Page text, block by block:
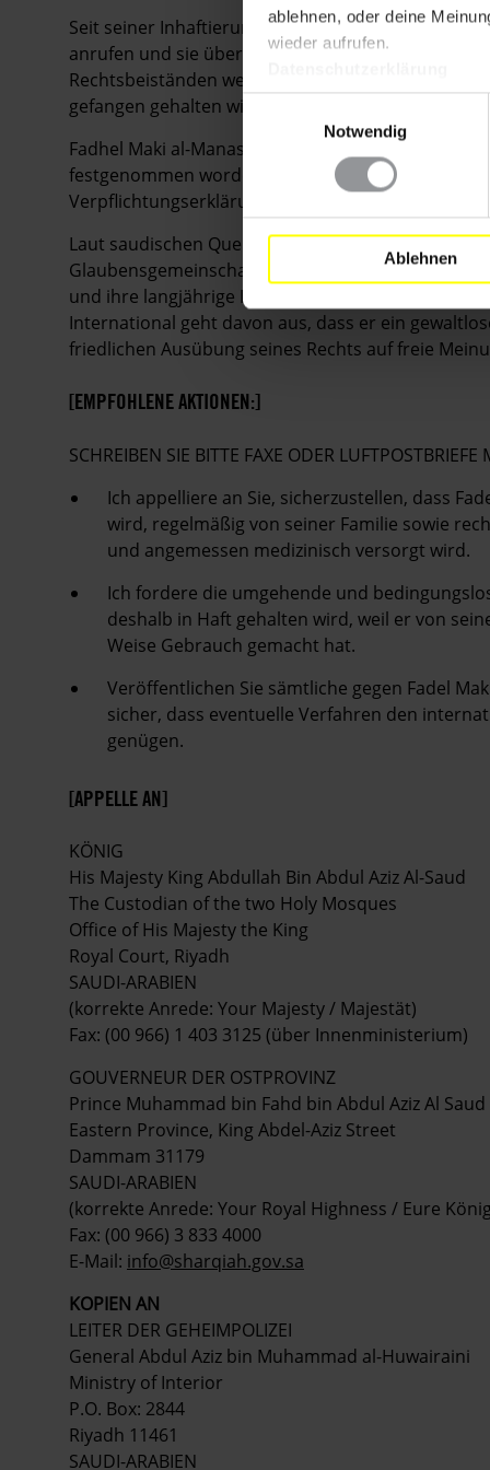
ablehnen, oder deine
wieder aufrufen.
Einwilligungsauswahl
Notwendig
Ablehnen
Seit seiner Inhaftierung durfte der
anrufen und sie über seinen Aufenthaltsort
Rechtsbeiständen werden ihm nicht gestattet.
gefangen gehalten wird und ihm Folter sowie
Fadhel Maki al-Manasif war bereits am 1. Mai
festgenommen worden. Am 22. August ließ man
Verpflichtungserklärung darüber, dass er sich
Laut saudischen Quellen hat Fadhel Maki al-
Glaubensgemeinschaft in Saudi-Arabien kritisiert
und ihre langjährige Inhaftierung ohne Anklage
International geht davon aus, dass er ein
friedlichen Ausübung seines Rechts auf freie
[EMPFOHLENE AKTIONEN:]
SCHREIBEN SIE BITTE FAXE ODER
Ich appelliere an Sie, sicherzustellen, dass
wird, regelmäßig von seiner Familie sowie
und angemessen medizinisch versorgt wird.
Ich fordere die umgehende und
deshalb in Haft gehalten wird, weil er von
Weise Gebrauch gemacht hat.
Veröffentlichen Sie sämtliche gegen Fadel
sicher, dass eventuelle Verfahren den
genügen.
[APPELLE AN]
KÖNIG
His Majesty King Abdullah Bin Abdul Aziz Al-Saud
The Custodian of the two Holy Mosques
Office of His Majesty the King
Royal Court, Riyadh
SAUDI-ARABIEN
(korrekte Anrede: Your Majesty / Majestät)
Fax: (00 966) 1 403 3125 (über Innenministerium)
GOUVERNEUR DER OSTPROVINZ
Prince Muhammad bin Fahd bin Abdul Aziz Al Saud
Eastern Province, King Abdel-Aziz Street
Dammam 31179
SAUDI-ARABIEN
(korrekte Anrede: Your Royal Highness / Eure
Fax: (00 966) 3 833 4000
E-Mail: info@sharqiah.gov.sa
KOPIEN AN
LEITER DER GEHEIMPOLIZEI
General Abdul Aziz bin Muhammad al-Huwairaini
Ministry of Interior
P.O. Box: 2844
Riyadh 11461
SAUDI-ARABIEN